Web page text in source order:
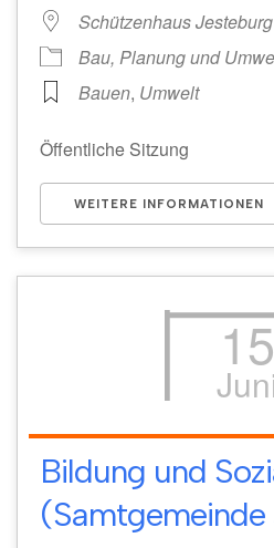
Schützenhaus Jesteburg
Bau, Planung und
Bauen, Umwelt
Öffentliche Sitzung
WEITERE INFORMATIONEN
15
Bildung und